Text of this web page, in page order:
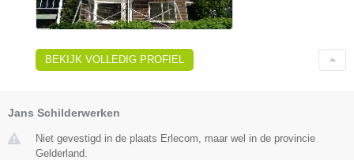
BEKIJK VOLLEDIG PROFIEL
Jans Schilderwerken
Niet gevestigd in de plaats Erlecom, maar wel in de provincie
Gelderland.